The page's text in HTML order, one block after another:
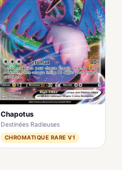
Chapotus
Destinées Radieuses
CHROMATIQUE RARE V1